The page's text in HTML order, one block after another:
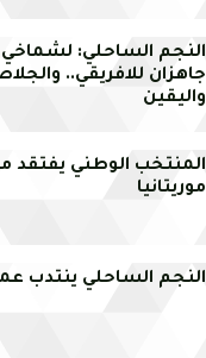
النجم الساحلي:
جاهزان للافريقي..
واليقين
المنتخب الوطني يفتقد
موريتانيا
النجم الساحلي ينتدب